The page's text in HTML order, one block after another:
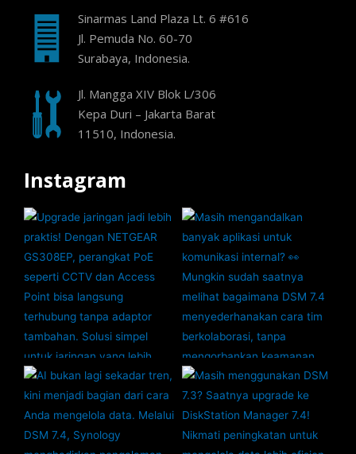
Sinarmas Land Plaza Lt. 6 #616
Jl. Pemuda No. 60-70
Surabaya, Indonesia.
Jl. Mangga XIV Blok L/306
Kepa Duri – Jakarta Barat
11510, Indonesia.
Instagram